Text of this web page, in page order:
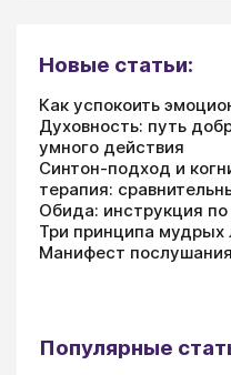
Новые статьи:
Как успокоить
Духовность: путь
умного действия
Синтон-подход и
терапия:
Обида: инструкция
Три принципа
Манифест
Популярные